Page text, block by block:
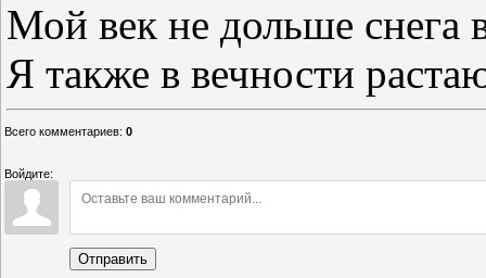
Мой век не дольше снега
Я также в вечности
Всего комментариев: 0
Войдите:
Отправить